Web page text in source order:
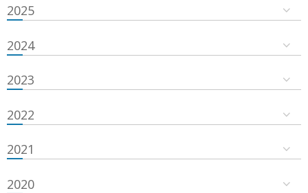
2025
2024
2023
2022
2021
2020